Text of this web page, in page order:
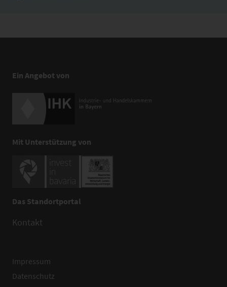
Ein Angebot von
Mit Unterstützung von
Das Standortportal
Kontakt
Impressum
Datenschutz